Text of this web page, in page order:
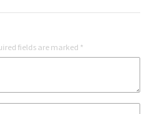
fields are marked *